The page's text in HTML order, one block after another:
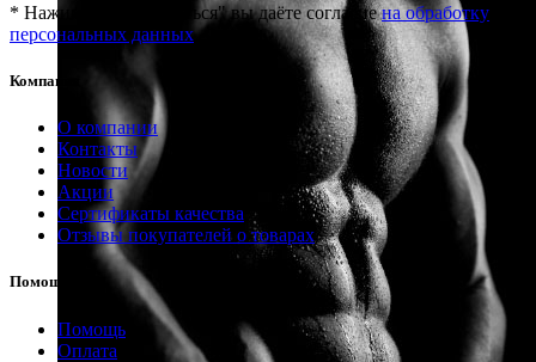
* Нажимая "Подписаться" вы даёте согласиена обработку
персональных данных
8(800)201-81-69
info@provibrator.ru
Компания
О компании
Контакты
Новости
Акции
Сертификаты качества
Отзывы покупателей о товарах
Помощь
Помощь
Оплата